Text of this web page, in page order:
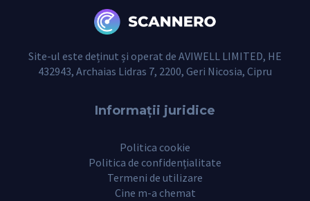
Site-ul este deținut și operat de AVIWELL LIMITED, HE
432943, Archaias Lidras 7, 2200, Geri Nicosia, Cipru
Informații juridice
Politica cookie
Politica de confidențialitate
Termeni de utilizare
Cine m-a chemat